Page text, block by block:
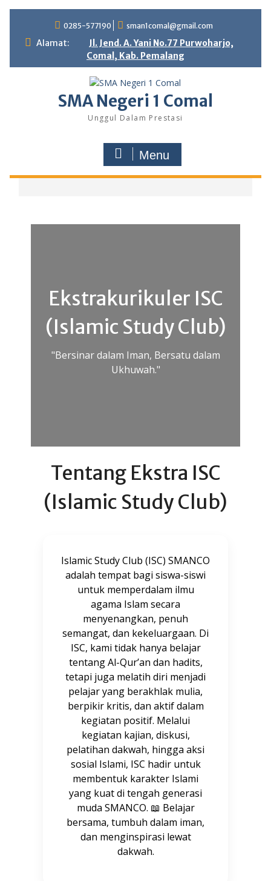
0285-577190 sman1comal@gmail.com
Alamat:
Jl. Jend. A. Yani No.77 Purwoharjo,
Comal, Kab. Pemalang
SMA Negeri 1 Comal
Unggul Dalam Prestasi
Menu
Ekstrakurikuler ISC
(Islamic Study Club)
"Bersinar dalam Iman, Bersatu dalam
Ukhuwah."
Tentang Ekstra ISC
(Islamic Study Club)
Islamic Study Club (ISC) SMANCO
adalah tempat bagi siswa-siswi
untuk memperdalam ilmu
agama Islam secara
menyenangkan, penuh
semangat, dan kekeluargaan. Di
ISC, kami tidak hanya belajar
tentang Al-Qur’an dan hadits,
tetapi juga melatih diri menjadi
pelajar yang berakhlak mulia,
berpikir kritis, dan aktif dalam
kegiatan positif. Melalui
kegiatan kajian, diskusi,
pelatihan dakwah, hingga aksi
sosial Islami, ISC hadir untuk
membentuk karakter Islami
yang kuat di tengah generasi
muda SMANCO. 📖 Belajar
bersama, tumbuh dalam iman,
dan menginspirasi lewat
dakwah.